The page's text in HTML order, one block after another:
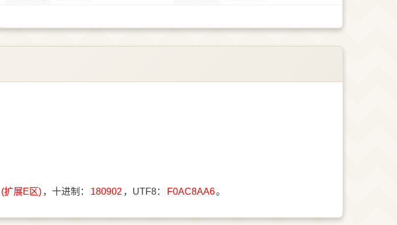
(扩展E区) ，十进制： 180902 ，UTF8： F0AC8AA6。